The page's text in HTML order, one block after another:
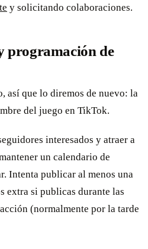
y solicitando colaboraciones.
programación de
así que lo diremos de nuevo: la
del juego en TikTok.
interesados y atraer a
un calendario de
Intenta publicar al menos una
extra si publicas durante las
(normalmente por la tarde